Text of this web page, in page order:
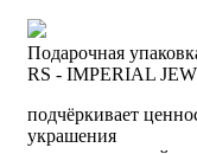
Подарочная
RS - IMPERIAL
подчёркивает
украшения